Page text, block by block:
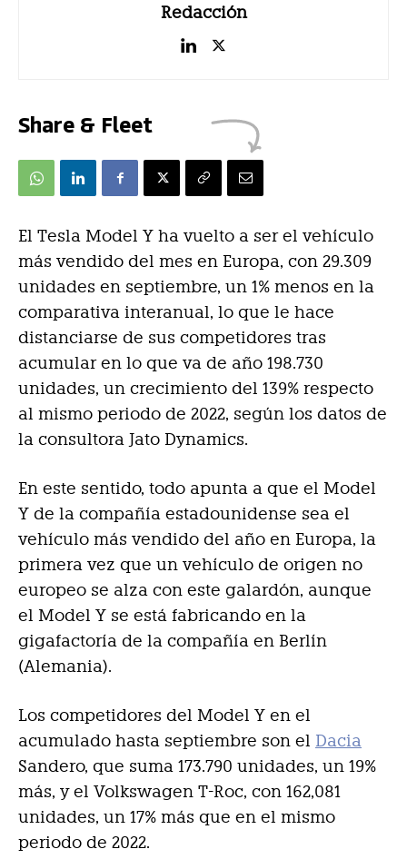
Redacción
Share & Fleet
El Tesla Model Y ha vuelto a ser el vehículo
más vendido del mes en Europa, con 29.309
unidades en septiembre, un 1% menos en la
comparativa interanual, lo que le hace
distanciarse de sus competidores tras
acumular en lo que va de año 198.730
unidades, un crecimiento del 139% respecto
al mismo periodo de 2022, según los datos de
la consultora Jato Dynamics.
En este sentido, todo apunta a que el Model
Y de la compañía estadounidense sea el
vehículo más vendido del año en Europa, la
primera vez que un vehículo de origen no
europeo se alza con este galardón, aunque
el Model Y se está fabricando en la
gigafactoría de la compañía en Berlín
(Alemania).
Los competidores del Model Y en el
acumulado hasta septiembre son el Dacia
Sandero, que suma 173.790 unidades, un 19%
más, y el Volkswagen T-Roc, con 162,081
unidades, un 17% más que en el mismo
periodo de 2022.